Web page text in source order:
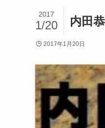
内田
2017
1/20
2017年1月20日